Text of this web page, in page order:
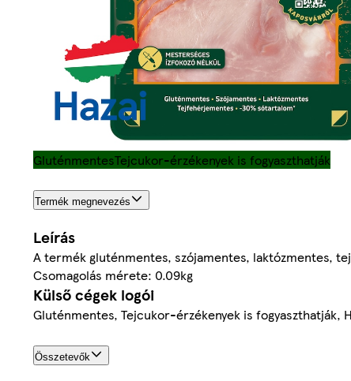
GluténmentesTejcukor-érzékenyek is fogyaszthatják
Termék megnevezés
Leírás
A termék gluténmentes, szójamentes, laktózmentes,
Csomagolás mérete: 0.09kg
Külső cégek logói
Gluténmentes, Tejcukor-érzékenyek is fogyaszthatják,
Összetevők